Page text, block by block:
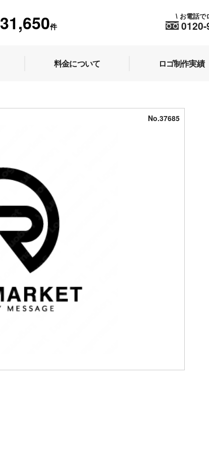
31,650件
\ お電話で
料金について ロゴ制作実績
No.37685